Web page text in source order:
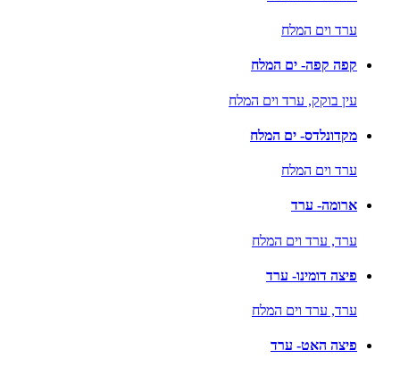
ערד וים המלח
קפה קפה- ים המלח
עין בוקק, ערד וים המלח
מקדונלדס- ים המלח
ערד וים המלח
ארומה- ערד
ערד, ערד וים המלח
פיצה דומינו- ערד
ערד, ערד וים המלח
פיצה האט- ערד